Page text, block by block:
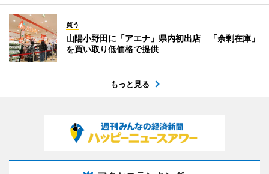
買う
山陽小野田に「アエナ」県内初出店 「余剰在庫」
を買い取り低価格で提供
もっと見る